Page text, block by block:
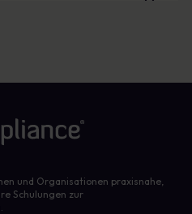
und Organisationen praxisnahe,
Schulungen zur